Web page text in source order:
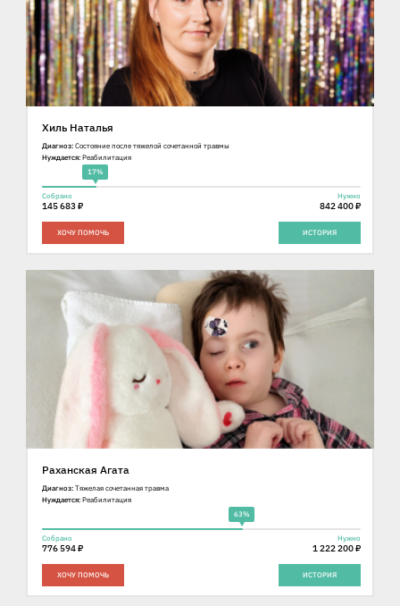
Хиль Наталья
Диагноз: Состояние после тяжелой сочетанной травмы
Нуждается: Реабилитация
17%
Собрано
145 683 ₽
Нужно
842 400 ₽
ХОЧУ ПОМОЧЬ ИСТОРИЯ
Раханская Агата
Диагноз: Тяжелая сочетанная травма
Нуждается: Реабилитация
63%
Собрано
776 594 ₽
Нужно
1 222 200 ₽
ХОЧУ ПОМОЧЬ ИСТОРИЯ